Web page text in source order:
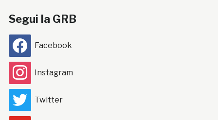
Segui la GRB
Facebook
Instagram
Twitter